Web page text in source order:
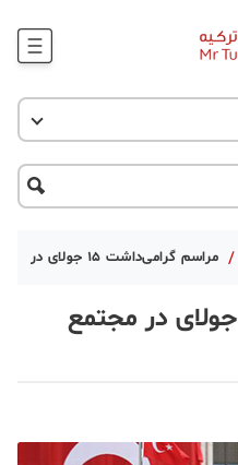
وبلاگ
جاذبه گردشگری
/ مراسم گرامی‌داشت 15 جولای در مجتمع ریاست جمهوری ترکیه
مراسم گرامی‌داشت 15 جولای در مجتمع